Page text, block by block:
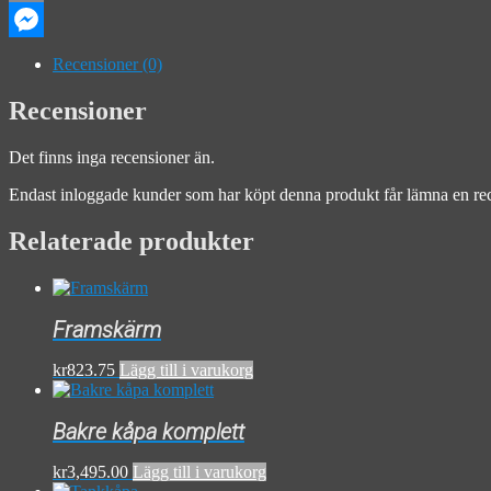
Email
Messenger
Recensioner (0)
Recensioner
Det finns inga recensioner än.
Endast inloggade kunder som har köpt denna produkt får lämna en
Relaterade produkter
Framskärm
kr823.75 Lägg till i varukorg
Bakre kåpa komplett
kr3,495.00 Lägg till i varukorg